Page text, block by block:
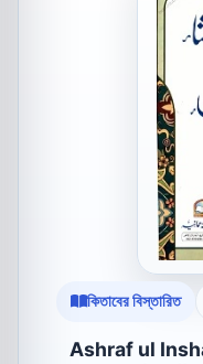
কিতাবের বিস্তারিত
Ashraf ul